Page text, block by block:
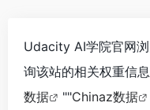
Udacity AI学院官网
询该站的相关权重信
数据
""Chinaz数据